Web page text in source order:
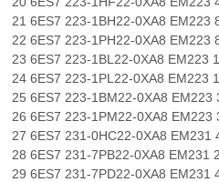
21 6ES7 223-1BH22-0XA8 EM223
22 6ES7 223-1PH22-0XA8 EM223
23 6ES7 223-1BL22-0XA8 EM223
24 6ES7 223-1PL22-0XA8 EM223
25 6ES7 223-1BM22-0XA8 EM223
26 6ES7 223-1PM22-0XA8 EM223
27 6ES7 231-0HC22-0XA8 EM231
28 6ES7 231-7PB22-0XA8 EM231
29 6ES7 231-7PD22-0XA8 EM231